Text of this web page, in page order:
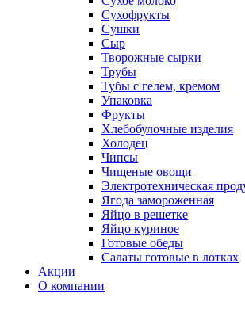
Сухофрукты
Сушки
Сыр
Творожные сырки
Трубы
Тубы с гелем, кремом
Упаковка
Фрукты
Хлебобулочные изделия
Холодец
Чипсы
Чищеные овощи
Электротехническая
Ягода замороженная
Яйцо в решетке
Яйцо куриное
Готовые обеды
Салаты готовые в лотках
Акции
О компании